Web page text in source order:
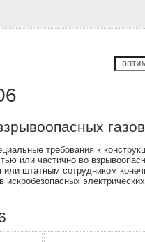
требования к
или частично во
или штатным сотрудником